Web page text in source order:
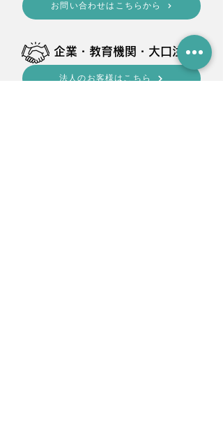
​お問い合わせはこちらから
​企業・教育機関・大口注文
法人のお客様はこちら